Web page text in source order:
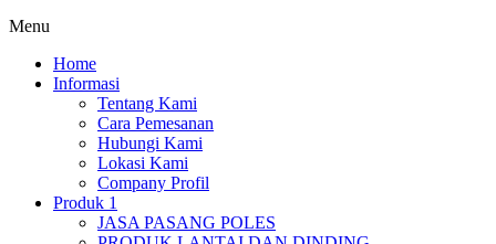
Menu
Home
Informasi
Tentang Kami
Cara Pemesanan
Hubungi Kami
Lokasi Kami
Company Profil
Produk 1
JASA PASANG POLES